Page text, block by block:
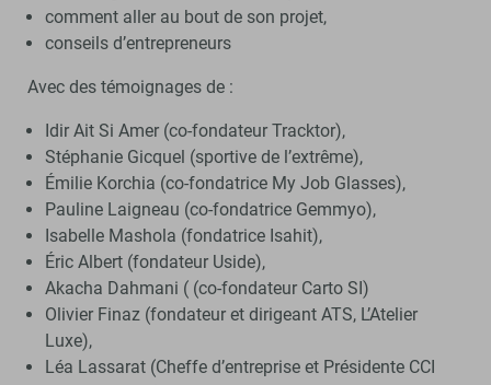
comment aller au bout de son projet,
conseils d’entrepreneurs
Avec des témoignages de :
Idir Ait Si Amer (co-fondateur Tracktor),
Stéphanie Gicquel (sportive de l’extrême),
Émilie Korchia (co-fondatrice My Job Glasses),
Pauline Laigneau (co-fondatrice Gemmyo),
Isabelle Mashola (fondatrice Isahit),
Éric Albert (fondateur Uside),
Akacha Dahmani ( (co-fondateur Carto SI)
Olivier Finaz (fondateur et dirigeant ATS, L’Atelier
Luxe),
Léa Lassarat (Cheffe d’entreprise et Présidente CCI